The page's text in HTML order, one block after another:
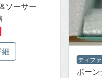
ソーサー
ティフ
ボー